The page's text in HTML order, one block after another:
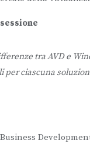
tra AVD e
per ciascuna